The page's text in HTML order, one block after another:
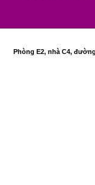
Phòng E2, nhà C4,